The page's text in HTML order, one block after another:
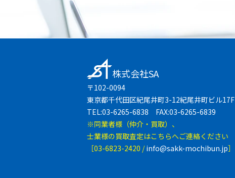
株式会社SA
〒102-0094
東京都千代田区紀尾井町3-12紀尾井町ビル17F
TEL:03-6265-6838 FAX:03-6265-6839
※同業者様（仲介・買取）、
士業様の買取査定はこちらへご連絡ください
［03-6823-2420 /info@sakk-mochibun.jp］